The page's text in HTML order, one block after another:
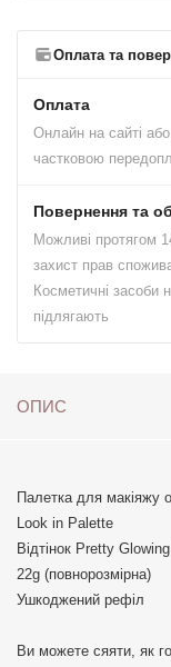
Оплата та
Оплата
Онлайн на сайті
частковою
Повернення та
Можливі протягом
захист прав
Косметичні засоби
підлягають
ОПИС
Палетка для макіяжу
Look in Palette
Відтінок Pretty
22g (повнорозмірна)
Ушкоджений рефіл
Ви можете сяяти, як